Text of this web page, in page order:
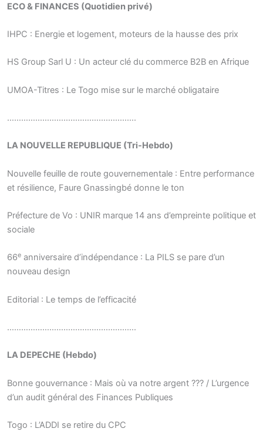
ECO & FINANCES (Quotidien privé)
IHPC : Energie et logement, moteurs de la hausse des prix
HS Group Sarl U : Un acteur clé du commerce B2B en Afrique
UMOA-Titres : Le Togo mise sur le marché obligataire
……………………………………………….
LA NOUVELLE REPUBLIQUE (Tri-Hebdo)
Nouvelle feuille de route gouvernementale : Entre performance
et résilience, Faure Gnassingbé donne le ton
Préfecture de Vo : UNIR marque 14 ans d’empreinte politique et
sociale
66e anniversaire d’indépendance : La PILS se pare d’un
nouveau design
Editorial : Le temps de l’efficacité
……………………………………………….
LA DEPECHE (Hebdo)
Bonne gouvernance : Mais où va notre argent ??? / L’urgence
d’un audit général des Finances Publiques
Togo : L’ADDI se retire du CPC